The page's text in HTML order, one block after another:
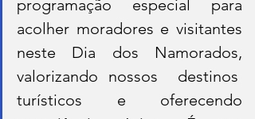
programação especial para
acolher moradores e visitantes
neste Dia dos Namorados,
valorizando nossos  destinos
turísticos e oferecendo